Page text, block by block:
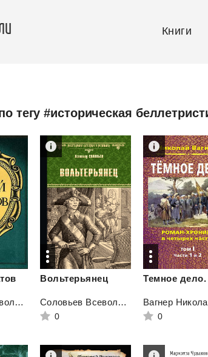
Книги
тегу #историческая
Соловьев Всеволод Сергеевич
Вольтерьянец
Соловьев Всеволод Сергеевич
0
Темное дело.
0